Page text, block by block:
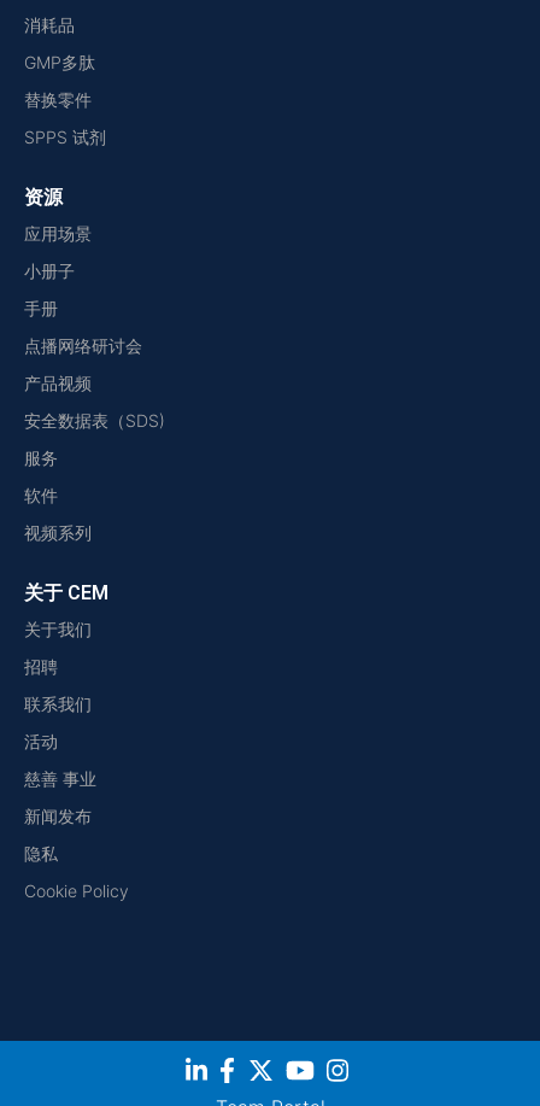
消耗品
GMP多肽
替换零件
SPPS 试剂
资源
应用场景
小册子
手册
点播网络研讨会
产品视频
安全数据表（SDS)
服务
软件
视频系列
关于 CEM
关于我们
招聘
联系我们
活动
慈善 事业
新闻发布
隐私
Cookie Policy